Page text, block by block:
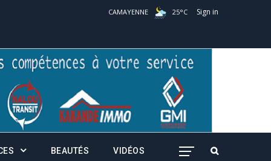
CAMAYENNE 25°C Sign in
BEAUTÉS VIDÉOS